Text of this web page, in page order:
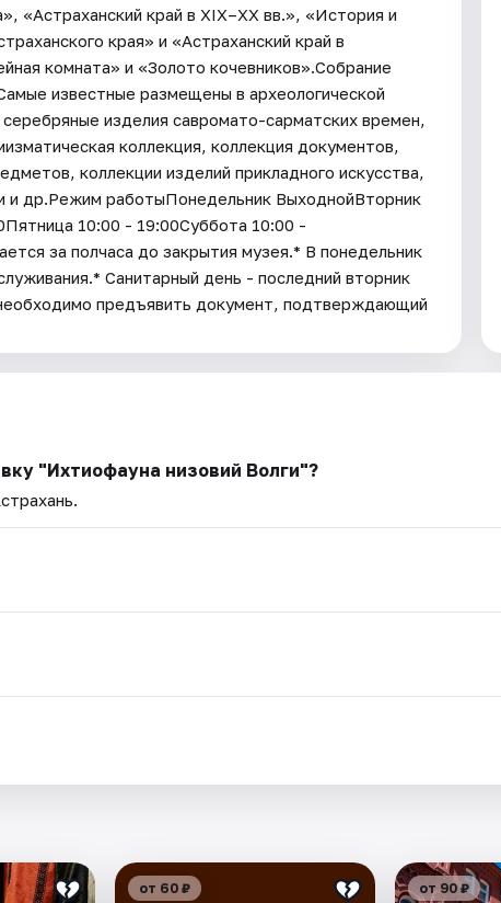
«Астраханский край в XIX–XX вв.», «История и
края» и «Астраханский край в
комната» и «Золото кочевников».Собрание
известные размещены в археологической
изделия савромато-сарматских времен,
коллекция, коллекция документов,
коллекции изделий прикладного искусства,
и др.Режим работыПонедельник ВыходнойВторник
10:00 - 19:00Суббота 10:00 -
за полчаса до закрытия музея.* В понедельник
Санитарный день - последний вторник
предъявить документ, подтверждающий
"Ихтиофауна низовий Волги"?
от 60 ₽ от 90 ₽